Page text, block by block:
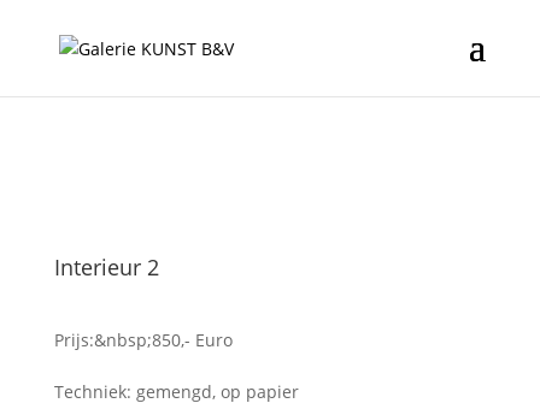
Interieur 2
Prijs:&nbsp;850,- Euro
Techniek: gemengd, op papier